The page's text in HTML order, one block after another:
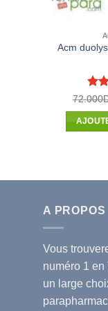
Acm
72.000
A PROPOS
Vous
numéro 1 en
un large